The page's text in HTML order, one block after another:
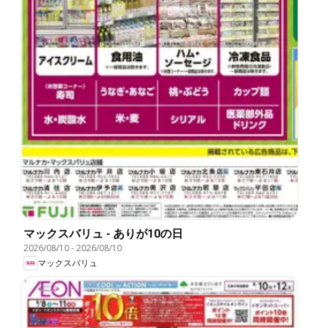
マックスバリュ - ありが10の日
2026/08/10-2026/08/10
マックスバリュ